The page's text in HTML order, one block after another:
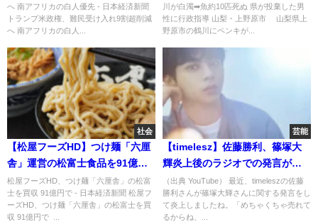
へ 南アフリカの白人優先 - 日本経済新聞
トランプ米政権、難民受け入れ9割超削減
へ 南アフリカの白人...
に行政指導
川が白濁➡魚約10匹死ぬ 県が投棄した男
性に行政指導 山梨・上野原市 山梨県上
野原市の鶴川にペンキが...
社会
【松屋フーズHD】つけ麺「六厘
舎」運営の松富士食品を91億円
で買収 完全子会社化へ
松屋フーズHD、つけ麺「六厘舎」の松富
士を買収 91億円で - 日本経済新聞 松屋フ
ーズHD、つけ麺「六厘舎」の松富士を買
収 91億円で ...
芸能
【timelesz】佐藤勝利、篠塚大
輝炎上後のラジオでの発言が火
に油を注ぎ炎上
（出典 YouTube） 最近、timeleszの佐藤
勝利さんが篠塚大輝さんに関する発言をし
て炎上しましたね。「めちゃくちゃ売れて
るからね、...